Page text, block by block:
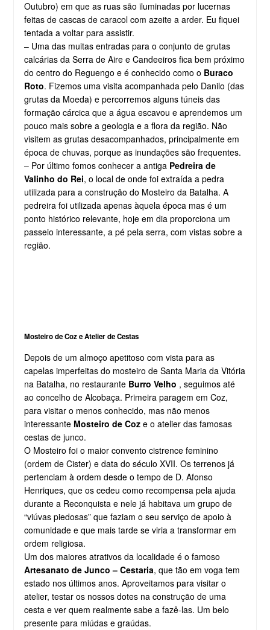
Outubro) em que as ruas são iluminadas por lucernas
feitas de cascas de caracol com azeite a arder. Eu fiquei
tentada a voltar para assistir.
– Uma das muitas entradas para o conjunto de grutas
calcárias da Serra de Aire e Candeeiros fica bem próximo
do centro do Reguengo e é conhecido como o Buraco
Roto. Fizemos uma visita acompanhada pelo Danilo (das
grutas da Moeda) e percorremos alguns túneis das
formação cárcica que a água escavou e aprendemos um
pouco mais sobre a geologia e a flora da região. Não
visitem as grutas desacompanhados, principalmente em
época de chuvas, porque as inundações são frequentes.
– Por último fomos conhecer a antiga Pedreira de
Valinho do Rei, o local de onde foi extraída a pedra
utilizada para a construção do Mosteiro da Batalha. A
pedreira foi utilizada apenas àquela época mas é um
ponto histórico relevante, hoje em dia proporciona um
passeio interessante, a pé pela serra, com vistas sobre a
região.
Mosteiro de Coz e Atelier de Cestas
Depois de um almoço apetitoso com vista para as
capelas imperfeitas do mosteiro de Santa Maria da Vitória
na Batalha, no restaurante Burro Velho , seguimos até
ao concelho de Alcobaça. Primeira paragem em Coz,
para visitar o menos conhecido, mas não menos
interessante Mosteiro de Coze o atelier das famosas
cestas de junco.
O Mosteiro foi o maior convento cistrence feminino
(ordem de Cister) e data do século XVII. Os terrenos já
pertenciam à ordem desde o tempo de D. Afonso
Henriques, que os cedeu como recompensa pela ajuda
durante a Reconquista e nele já habitava um grupo de
“viúvas piedosas” que faziam o seu serviço de apoio à
comunidade e que mais tarde se viria a transformar em
ordem religiosa.
Um dos maiores atrativos da localidade é o famoso
Artesanato de Junco – Cestaria, que tão em voga tem
estado nos últimos anos. Aproveitamos para visitar o
atelier, testar os nossos dotes na construção de uma
cesta e ver quem realmente sabe a fazê-las. Um belo
presente para miúdas e graúdas.